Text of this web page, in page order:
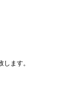
ます。